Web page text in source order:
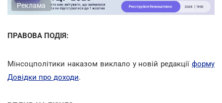
Реклама
ПРАВОВА ПОДІЯ:
Мінсоцполітики наказом виклало у новій редакції форму
Довідки про доходи.